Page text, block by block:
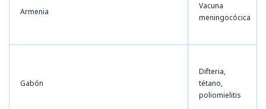
Armenia
Vacuna
meningocócica
Gabón
Difteria,
tétano,
poliomielitis